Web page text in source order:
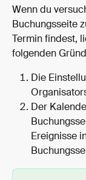
Wenn du
Buchungsseite
Termin findest,
folgenden
Die
Der
Ereignisse